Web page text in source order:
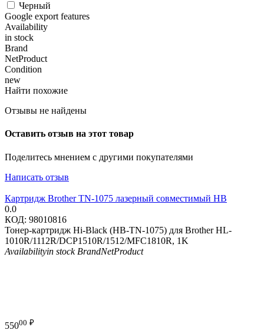
Черный
Google export features
Availability
in stock
Brand
NetProduct
Condition
new
Найти похожие
Отзывы не найдены
Оставить отзыв на этот товар
Поделитесь мнением с другими покупателями
Написать отзыв
Картридж Brother TN-1075 лазерный совместимый HB
0.0
КОД: 98010816
Тонер-картридж Hi-Black (HB-TN-1075) для Brother HL-
1010R/1112R/DCP1510R/1512/MFC1810R, 1K
Availabilityin stock BrandNetProduct
55000 ₽